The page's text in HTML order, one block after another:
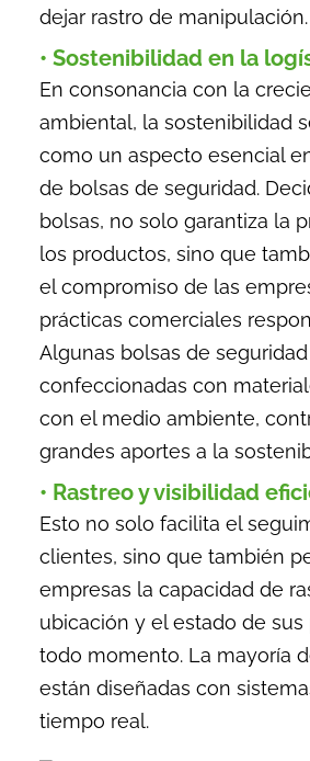
dejar rastro de manipulación.
• Sostenibilidad en la
En consonancia con la
ambiental, la sostenibilidad
como un aspecto esencial
de bolsas de seguridad.
bolsas, no solo garantiza la
los productos, sino que
el compromiso de las
prácticas comerciales
Algunas bolsas de
confeccionadas con
con el medio ambiente,
grandes aportes a la
• Rastreo y visibilidad
Esto no solo facilita el
clientes, sino que también
empresas la capacidad de
ubicación y el estado de
todo momento. La mayoría
están diseñadas con
tiempo real.